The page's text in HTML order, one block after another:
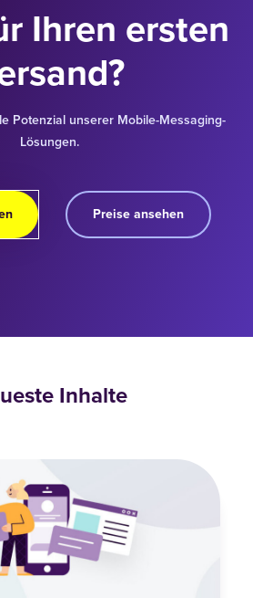
Ihren ersten
Potenzial unserer Mobile-Messaging-
Lösungen.
Preise ansehen
Inhalte